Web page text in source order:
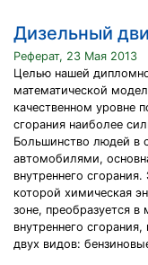
Дизельный
Реферат, 23 Мая 2013
Целью нашей
математической
качественном уровне
сгорания наиболее
Большинство людей в
автомобилями,
внутреннего
которой химическая
зоне, преобразуется в
внутреннего
двух видов: